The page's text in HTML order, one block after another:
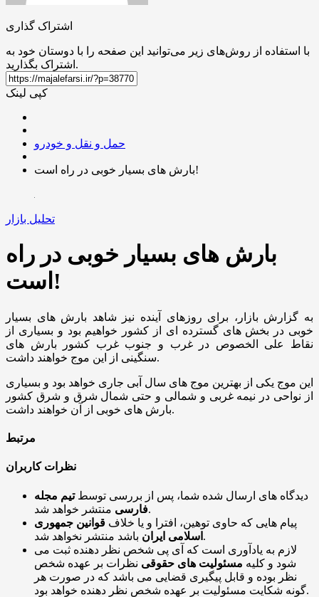
اشتراک گذاری
با استفاده از روش‌های زیر می‌توانید این صفحه را با دوستان خود به
اشتراک بگذارید.
کپی لینک
حمل و نقل و خودرو
بارش های بسیار خوبی در راه است!
تحلیل بازار
بارش های بسیار خوبی در راه
است!
به گزارش بازار، برای روزهای آینده نیز شاهد بارش های بسیار
خوبی در بخش های گسترده ای از کشور خواهیم بود و بسیاری از
نقاط علی الخصوص در غرب و جنوب غرب کشور بارش های
سنگینی از این موج خواهند داشت.
این موج یکی از بهترین موج های سال آبی جاری خواهد بود و بسیاری
از نواحی در نیمه غربی و شمالی و حتی شمال شرق و شرق کشور
بارش های خوبی از آن خواهند داشت.
مرتبط
نظرات کاربران
دیدگاه های ارسال شده شما، پس از بررسی توسطتیم مجله
فارسیمنتشر خواهد شد.
پیام هایی که حاوی توهین، افترا و یا خلاف قوانین جمهوری
اسلامی ایران باشد منتشر نخواهد شد.
لازم به یادآوری است که آی پی شخص نظر دهنده ثبت می
شود و کلیه مسئولیت های حقوقی نظرات بر عهده شخص
نظر بوده و قابل پیگیری قضایی می باشد که در صورت هر
گونه شکایت مسئولیت بر عهده شخص نظر دهنده خواهد بود.